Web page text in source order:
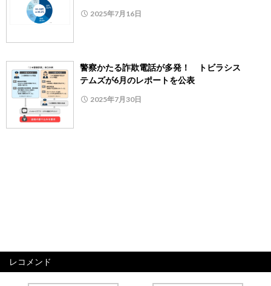
2025年7月16日
警察かたる詐欺電話が多発！ トビラシス
テムズが6月のレポートを公表
2025年7月30日
レコメンド